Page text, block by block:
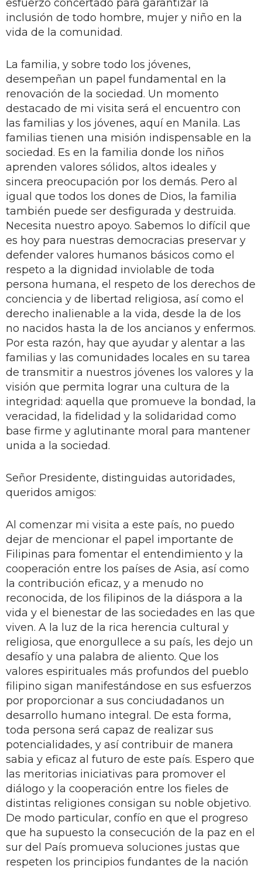
esfuerzo concertado para garantizar la
inclusión de todo hombre, mujer y niño en la
vida de la comunidad.
La familia, y sobre todo los jóvenes,
desempeñan un papel fundamental en la
renovación de la sociedad. Un momento
destacado de mi visita será el encuentro con
las familias y los jóvenes, aquí en Manila. Las
familias tienen una misión indispensable en la
sociedad. Es en la familia donde los niños
aprenden valores sólidos, altos ideales y
sincera preocupación por los demás. Pero al
igual que todos los dones de Dios, la familia
también puede ser desfigurada y destruida.
Necesita nuestro apoyo. Sabemos lo difícil que
es hoy para nuestras democracias preservar y
defender valores humanos básicos como el
respeto a la dignidad inviolable de toda
persona humana, el respeto de los derechos de
conciencia y de libertad religiosa, así como el
derecho inalienable a la vida, desde la de los
no nacidos hasta la de los ancianos y enfermos.
Por esta razón, hay que ayudar y alentar a las
familias y las comunidades locales en su tarea
de transmitir a nuestros jóvenes los valores y la
visión que permita lograr una cultura de la
integridad: aquella que promueve la bondad, la
veracidad, la fidelidad y la solidaridad como
base firme y aglutinante moral para mantener
unida a la sociedad.
Señor Presidente, distinguidas autoridades,
queridos amigos:
Al comenzar mi visita a este país, no puedo
dejar de mencionar el papel importante de
Filipinas para fomentar el entendimiento y la
cooperación entre los países de Asia, así como
la contribución eficaz, y a menudo no
reconocida, de los filipinos de la diáspora a la
vida y el bienestar de las sociedades en las que
viven. A la luz de la rica herencia cultural y
religiosa, que enorgullece a su país, les dejo un
desafío y una palabra de aliento. Que los
valores espirituales más profundos del pueblo
filipino sigan manifestándose en sus esfuerzos
por proporcionar a sus conciudadanos un
desarrollo humano integral. De esta forma,
toda persona será capaz de realizar sus
potencialidades, y así contribuir de manera
sabia y eficaz al futuro de este país. Espero que
las meritorias iniciativas para promover el
diálogo y la cooperación entre los fieles de
distintas religiones consigan su noble objetivo.
De modo particular, confío en que el progreso
que ha supuesto la consecución de la paz en el
sur del País promueva soluciones justas que
respeten los principios fundantes de la nación